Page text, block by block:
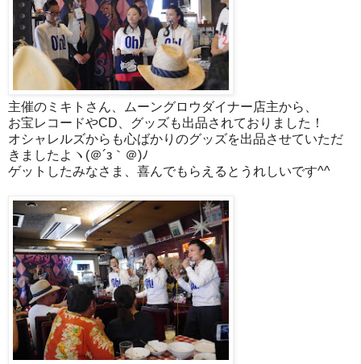
主催のミキトさん、ムーングロウダイナー店主から、
お宝レコードやCD、グッズも出品されておりました！
オシャレルズからも心ばかりのグッズを出品させていただ
きましたよヽ(＠´з｀＠)ﾉ
ゲットしたみなさま、喜んでもらえるとうれしいです^^